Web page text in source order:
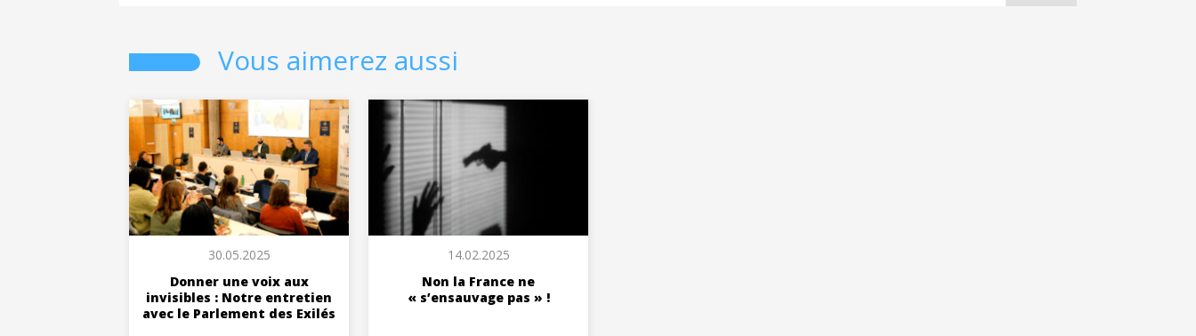
Vous aimerez aussi
30.05.2025
Donner une voix aux
invisibles : Notre entretien
avec le Parlement des Exilés
14.02.2025
Non la France ne
« s’ensauvage pas » !